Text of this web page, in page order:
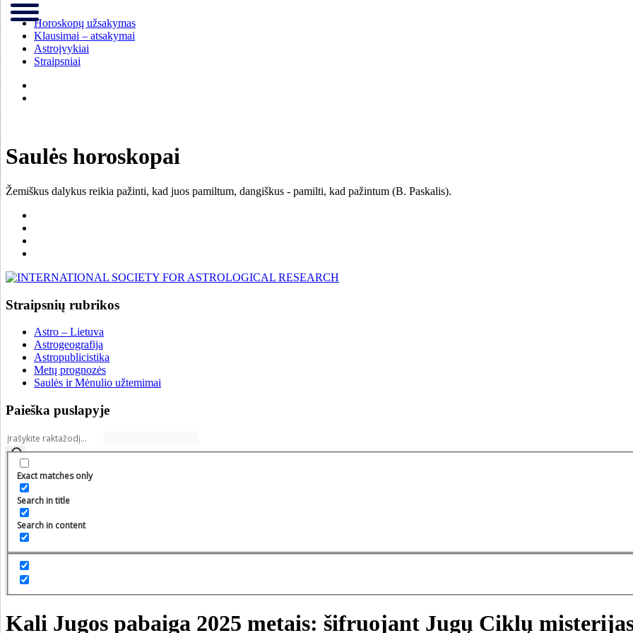
Horoskopų užsakymas
Klausimai – atsakymai
Astroįvykiai
Straipsniai
Saulės horoskopai
Žemiškus dalykus reikia pažinti, kad juos pamiltum, dangiškus - pamilti, kad pažintum (B. Paskalis).
Straipsnių rubrikos
Astro – Lietuva
Astrogeografija
Astropublicistika
Metų prognozės
Saulės ir Mėnulio užtemimai
Paieška puslapyje
Exact matches only
Search in title
Search in content
Kali Jugos pabaiga 2025 metais: šifruojant Jugų Ciklų